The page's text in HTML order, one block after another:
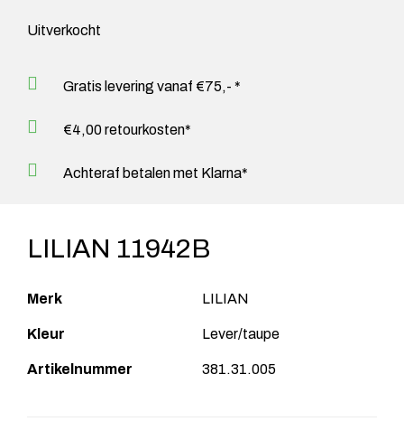
Uitverkocht
Gratis levering vanaf €75,- *
€4,00 retourkosten*
Achteraf betalen met Klarna*
LILIAN 11942B
Merk LILIAN
Kleur Lever/taupe
Artikelnummer 381.31.005